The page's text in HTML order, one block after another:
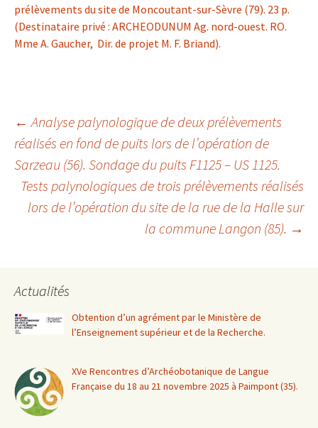
prélèvements du site de Moncoutant-sur-Sèvre (79). 23 p.
(Destinataire privé : ARCHEODUNUM Ag. nord-ouest. RO.
Mme A. Gaucher, Dir. de projet M. F. Briand).
Navigation
des
articles
← Analyse palynologique de deux prélèvements
réalisés en fond de puits lors de l’opération de
Sarzeau (56). Sondage du puits F1125 – US 1125.
Tests palynologiques de trois prélèvements réalisés
lors de l’opération du site de la rue de la Halle sur
la commune Langon (85). →
Actualités
Obtention d’un agrément par le Ministère de
l’Enseignement supérieur et de la Recherche.
XVe Rencontres d’Archéobotanique de Langue
Française du 18 au 21 novembre 2025 à Paimpont (35).